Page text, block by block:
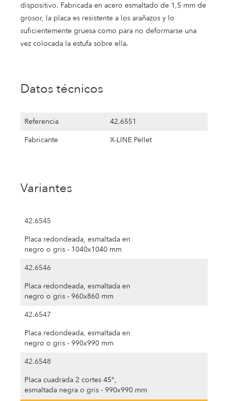
dispositivo. Fabricada en acero esmaltado de 1,5 mm de
grosor, la placa es resistente a los arañazos y lo
suficientemente gruesa como para no deformarse una
vez colocada la estufa sobre ella.
Datos técnicos
Referencia
42.6551
Fabricante
X-LINE Pellet
Variantes
42.6545
Placa redondeada, esmaltada en
negro o gris - 1040x1040 mm
42.6546
Placa redondeada, esmaltada en
negro o gris - 960x860 mm
42.6547
Placa redondeada, esmaltada en
negro o gris - 990x990 mm
42.6548
Placa cuadrada 2 cortes 45°,
esmaltada negra o gris - 990x990 mm